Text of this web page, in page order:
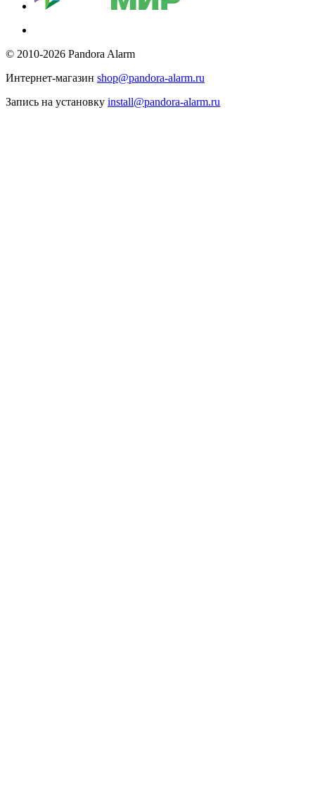
© 2010-2026 Pandora Alarm
Интернет-магазин shop@pandora-alarm.ru
Запись на установку install@pandora-alarm.ru